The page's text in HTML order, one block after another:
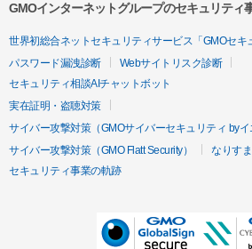
GMOインターネットグループのセキュリティ
世界初総合ネットセキュリティサービス「GMOセキ
パスワード漏洩診断
Webサイトリスク診断
セキュリティ相談AIチャットボット
実在証明・盗聴対策
サイバー攻撃対策（GMOサイバーセキュリティ byイ
サイバー攻撃対策（GMO Flatt Security）
なりす
セキュリティ事業の軌跡